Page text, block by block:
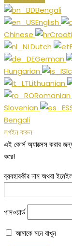
Bengali
English
Chinese
Dutch
German
Hungarian
Lithuanian
Romanian
Slovenian
Bengali
লগইন করুন
এই কোর্স অ্যাক্সেস করার
করে!
ব্যবহারকীর নাম অথবা
পাসওয়ার্ড
আমাকে মনে রাখুন